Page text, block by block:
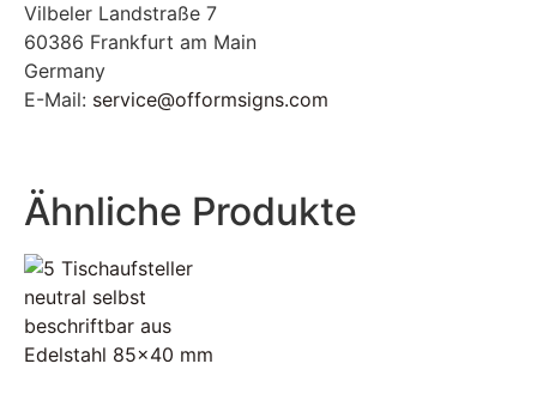
Vilbeler Landstraße 7
60386 Frankfurt am Main
Germany
E-Mail: service@offormsigns.com
Ähnliche Produkte